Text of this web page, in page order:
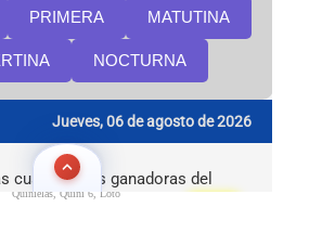
Quinielas, Quini 6, Loto